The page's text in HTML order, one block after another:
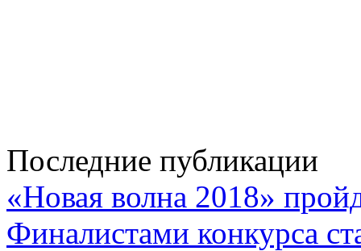
Последние публикации
«Новая волна 2018»
Финалистами конкурса